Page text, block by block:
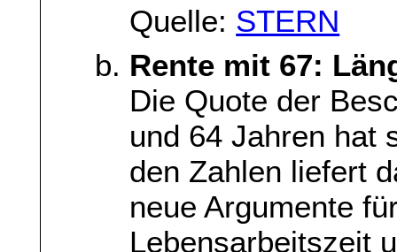
Quelle: STERN
Rente mit 67:
Die Quote der
und 64 Jahren hat
den Zahlen liefert
neue Argumente
Lebensarbeitszeit